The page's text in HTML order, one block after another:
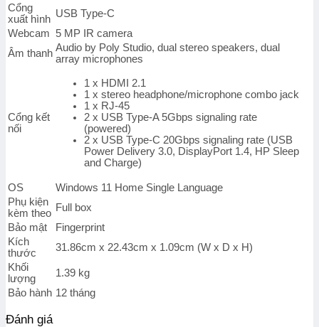
Cổng
xuất hình USB Type-C
Webcam
5 MP IR camera
Âm thanh Audio by Poly Studio, dual stereo speakers, dual
array microphones
Cổng kết
nối
1 x HDMI 2.1
1 x stereo headphone/microphone combo jack
1 x RJ-45
2 x USB Type-A 5Gbps signaling rate
(powered)
2 x USB Type-C 20Gbps signaling rate (USB
Power Delivery 3.0, DisplayPort 1.4, HP Sleep
and Charge)
OS
Windows 11 Home Single Language
Phụ kiện
kèm theo Full box
Bảo mật
Fingerprint
Kích
thước
31.86cm x 22.43cm x 1.09cm (W x D x H)
Khối
lượng
1.39 kg
Bảo hành 12 tháng
Đánh giá